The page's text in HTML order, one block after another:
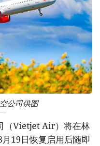
公司供图
Vietjet Air）将在林
19日恢复启用后随即